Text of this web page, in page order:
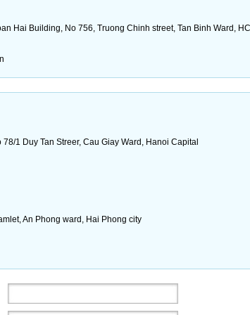
Hai Building, No 756, Truong Chinh street, Tan Binh Ward,
78/1 Duy Tan Streer, Cau Giay Ward, Hanoi Capital
An Phong ward , Hai Phong city